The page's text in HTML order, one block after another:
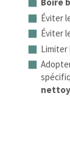
Boire
Éviter
Éviter
Limiter